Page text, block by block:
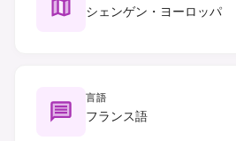
シェンゲン・ヨーロッパ
言語
フランス語